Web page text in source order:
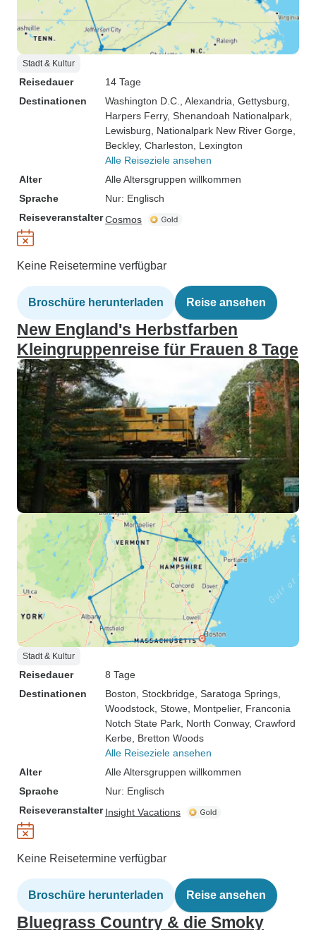
Stadt & Kultur
Reisedauer
14 Tage
Destinationen
Washington D.C. , Alexandria , Gettysburg
Harpers Ferry, Shenandoah Nationalpark
Lewisburg , Nationalpark New River Gorge
Beckley, Charleston , Lexington
Alle Reiseziele ansehen
Alter
Alle Altersgruppen willkommen
Sprache
Nur: Englisch
ReiseveranstalterCosmos
Keine Reisetermine verfügbar
Broschüre herunterladen Reise ansehen
New England's Herbstfarben
Kleingruppenreise für Frauen 8 Tage
Stadt & Kultur
Reisedauer
8 Tage
Destinationen
Boston , Stockbridge , Saratoga Springs
Woodstock , Stowe , Montpelier, Franconia
Notch State Park , North Conway, Crawford
Kerbe , Bretton Woods
Alle Reiseziele ansehen
Alter
Alle Altersgruppen willkommen
Sprache
Nur: Englisch
Reiseveranstalter Insight Vacations
Keine Reisetermine verfügbar
Broschüre herunterladen Reise ansehen
Bluegrass Country & die Smoky